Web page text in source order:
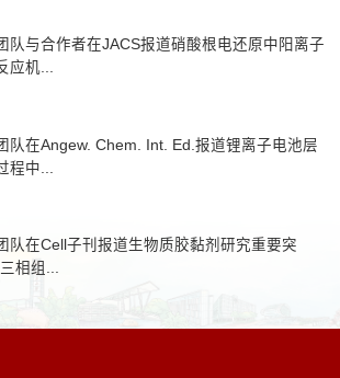
队与合作者在JACS报道硝酸根电还原中阳离子
应机...
队在Angew. Chem. Int. Ed.报道锂离子电池层
程中...
队在Cell子刊报道生物质胶黏剂研究重要突
相组...